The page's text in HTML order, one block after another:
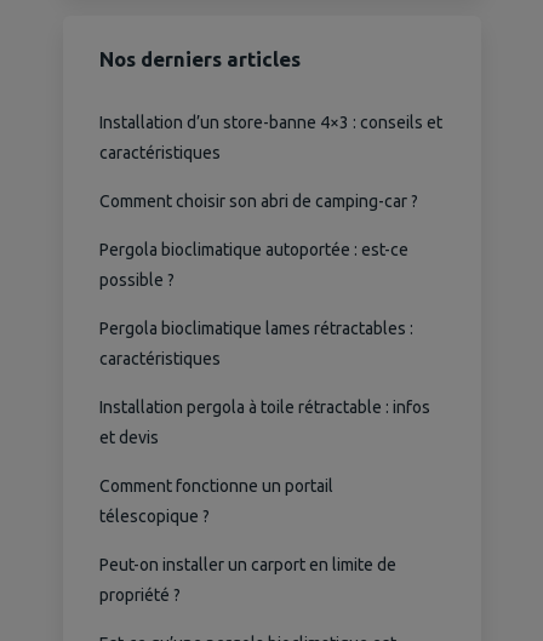
Nos derniers articles
Installation d’un store-banne 4×3 : conseils et
caractéristiques
Comment choisir son abri de camping-car ?
Pergola bioclimatique autoportée : est-ce
possible ?
Pergola bioclimatique lames rétractables :
caractéristiques
Installation pergola à toile rétractable : infos
et devis
Comment fonctionne un portail
télescopique ?
Peut-on installer un carport en limite de
propriété ?